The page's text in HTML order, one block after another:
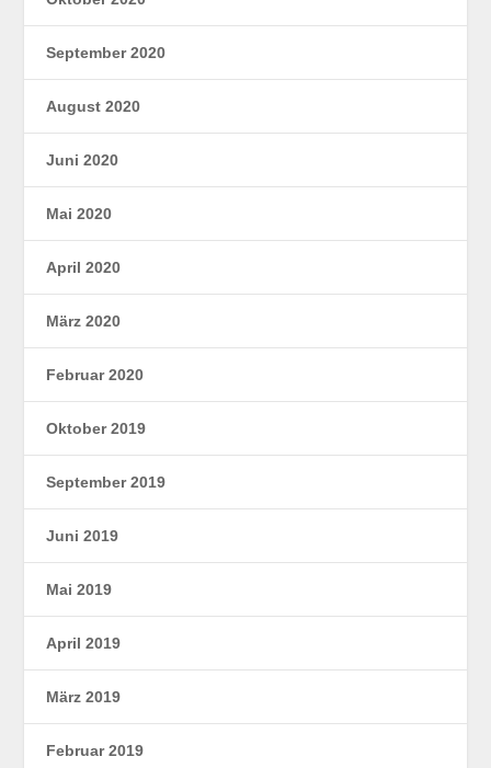
September 2020
August 2020
Juni 2020
Mai 2020
April 2020
März 2020
Februar 2020
Oktober 2019
September 2019
Juni 2019
Mai 2019
April 2019
März 2019
Februar 2019